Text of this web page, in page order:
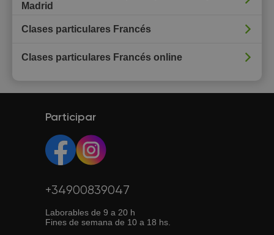
Madrid
Clases particulares Francés
Clases particulares Francés online
Participar
+34900839047
Laborables de 9 a 20 h
Fines de semana de 10 a 18 hs.